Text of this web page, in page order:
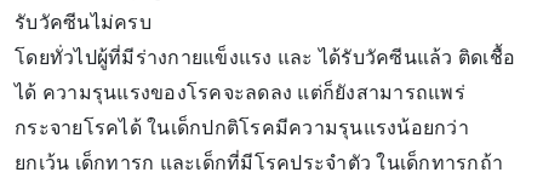
รับวัคซีนไม่ครบ
โดยทั่วไปผู้ที่มีร่างกายแข็งแรง และ ได้รับวัคซีนแล้ว ติดเชื้อ
ได้ ความรุนแรงของโรคจะลดลง แต่ก็ยังสามารถแพร่
กระจายโรคได้ ในเด็กปกติโรคมีความรุนแรงน้อยกว่า
ยกเว้น เด็กทารก และเด็กที่มีโรคประจําตัว ในเด็กทารกถ้า